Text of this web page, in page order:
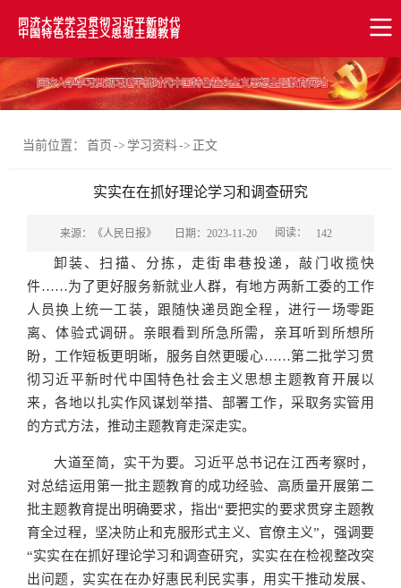
同济大学学习贯彻习近平新时代
中国特色社会主义思想主题教育
当前位置： 首页 -> 学习资料-> 正文
实实在在抓好理论学习和调查研究
来源：《人民日报》 日期：2023-11-20 阅读： 142
卸装、扫描、分拣，走街串巷投递，敲门收揽快
件……为了更好服务新就业人群，有地方两新工委的工作
人员换上统一工装，跟随快递员跑全程，进行一场零距
离、体验式调研。亲眼看到所急所需，亲耳听到所想所
盼，工作短板更明晰，服务自然更暖心……第二批学习贯
彻习近平新时代中国特色社会主义思想主题教育开展以
来，各地以扎实作风谋划举措、部署工作，采取务实管用
的方式方法，推动主题教育走深走实。
大道至简，实干为要。习近平总书记在江西考察时，
对总结运用第一批主题教育的成功经验、高质量开展第二
批主题教育提出明确要求，指出“要把实的要求贯穿主题教
育全过程，坚决防止和克服形式主义、官僚主义”，强调要
“实实在在抓好理论学习和调查研究，实实在在检视整改突
出问题，实实在在办好惠民利民实事，用实干推动发展、